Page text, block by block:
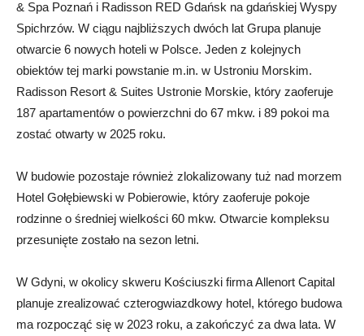
& Spa Poznań i Radisson RED Gdańsk na gdańskiej Wyspy
Spichrzów. W ciągu najbliższych dwóch lat Grupa planuje
otwarcie 6 nowych hoteli w Polsce. Jeden z kolejnych
obiektów tej marki powstanie m.in. w Ustroniu Morskim.
Radisson Resort & Suites Ustronie Morskie, który zaoferuje
187 apartamentów o powierzchni do 67 mkw. i 89 pokoi ma
zostać otwarty w 2025 roku.
W budowie pozostaje również zlokalizowany tuż nad morzem
Hotel Gołębiewski w Pobierowie, który zaoferuje pokoje
rodzinne o średniej wielkości 60 mkw. Otwarcie kompleksu
przesunięte zostało na sezon letni.
W Gdyni, w okolicy skweru Kościuszki firma Allenort Capital
planuje zrealizować czterogwiazdkowy hotel, którego budowa
ma rozpocząć się w 2023 roku, a zakończyć za dwa lata. W